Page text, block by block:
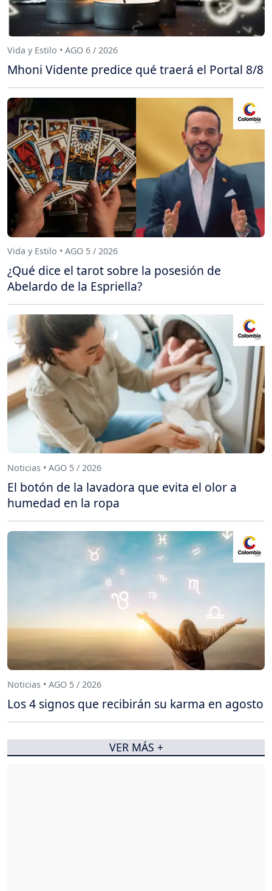
Vida y Estilo • AGO 6 / 2026
Mhoni Vidente predice qué traerá el Portal 8/8
Vida y Estilo • AGO 5 / 2026
¿Qué dice el tarot sobre la posesión de
Abelardo de la Espriella?
Noticias • AGO 5 / 2026
El botón de la lavadora que evita el olor a
humedad en la ropa
Noticias • AGO 5 / 2026
Los 4 signos que recibirán su karma en agosto
VER MÁS +